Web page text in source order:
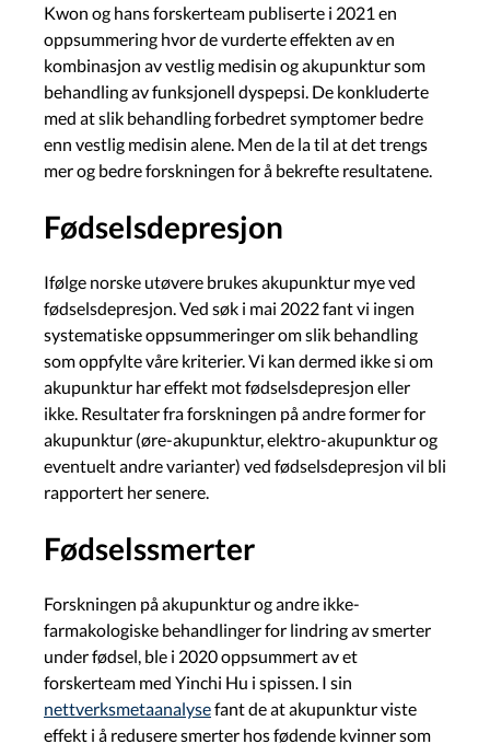
Kwon og hans forskerteam publiserte i 2021 en
oppsummering hvor de vurderte effekten av en
kombinasjon av vestlig medisin og akupunktur som
behandling av funksjonell dyspepsi. De konkluderte
med at slik behandling forbedret symptomer bedre
enn vestlig medisin alene. Men de la til at det trengs
mer og bedre forskningen for å bekrefte resultatene.
Fødselsdepresjon
Ifølge norske utøvere brukes akupunktur mye ved
fødselsdepresjon. Ved søk i mai 2022 fant vi ingen
systematiske oppsummeringer om slik behandling
som oppfylte våre kriterier. Vi kan dermed ikke si om
akupunktur har effekt mot fødselsdepresjon eller
ikke. Resultater fra forskningen på andre former for
akupunktur (øre-akupunktur, elektro-akupunktur og
eventuelt andre varianter) ved fødselsdepresjon vil bli
rapportert her senere.
Fødselssmerter
Forskningen på akupunktur og andre ikke-
farmakologiske behandlinger for lindring av smerter
under fødsel, ble i 2020 oppsummert av et
forskerteam med Yinchi Hu i spissen. I sin
nettverksmetaanalysefant de at akupunktur viste
effekt i å redusere smerter hos fødende kvinner som